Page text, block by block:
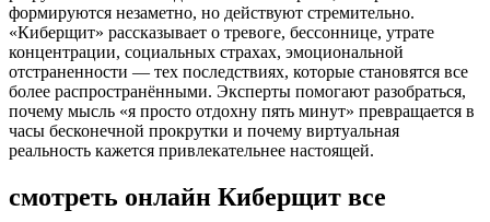
формируются незаметно, но действуют стремительно.
«Киберщит» рассказывает о тревоге, бессоннице, утрате
концентрации, социальных страхах, эмоциональной
отстраненности — тех последствиях, которые становятся все
более распространёнными. Эксперты помогают разобраться,
почему мысль «я просто отдохну пять минут» превращается в
часы бесконечной прокрутки и почему виртуальная
реальность кажется привлекательнее настоящей.
смотреть онлайн Киберщит все